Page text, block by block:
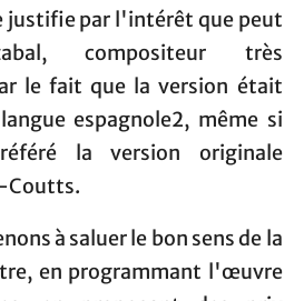
justifie par l'intérêt que peut
compositeur très
le fait que la version était
espagnole2, même si
la version originale
Coutts.
à saluer le bon sens de la
en programmant l'œuvre